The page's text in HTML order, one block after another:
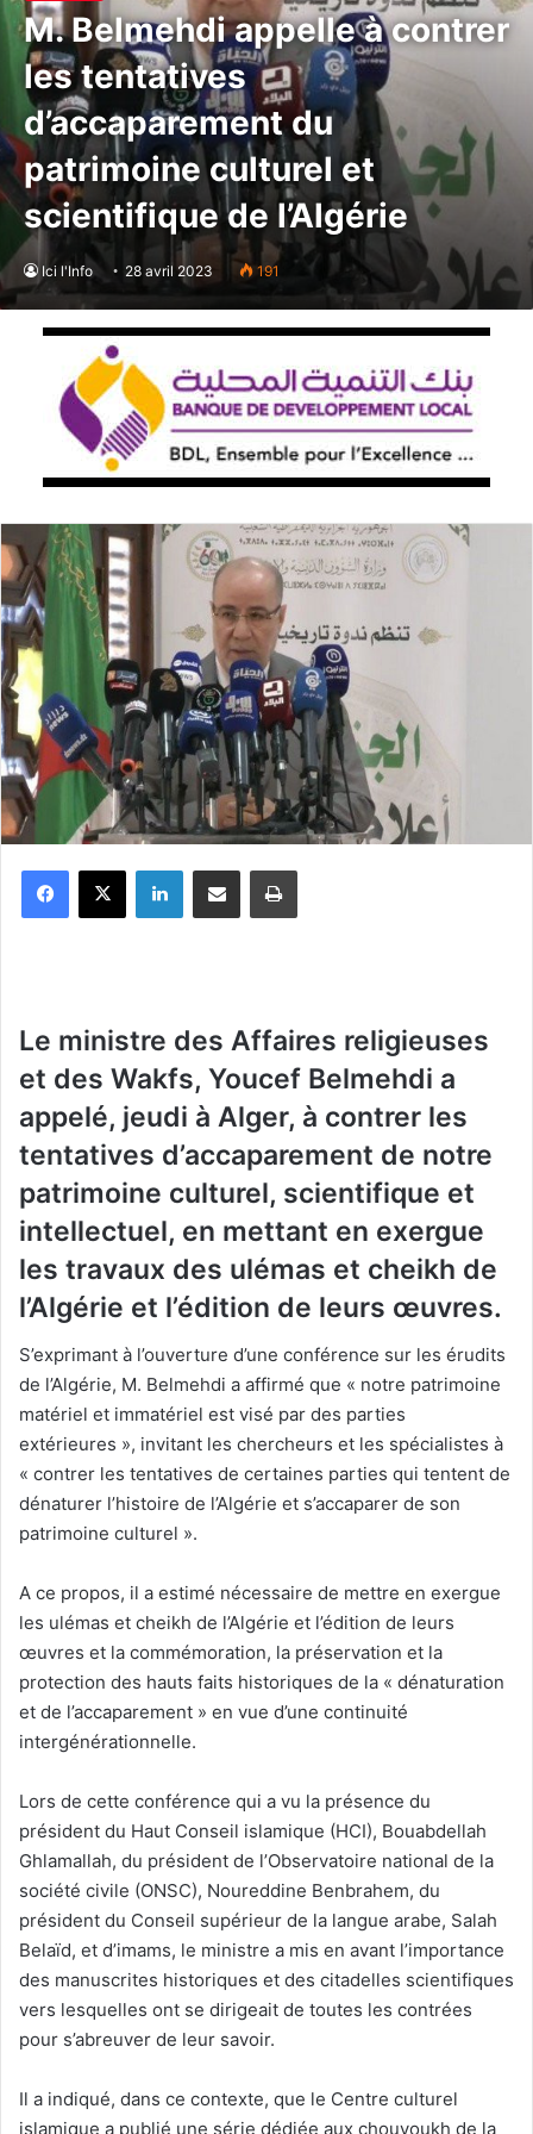
M. Belmehdi appelle à contrer
les tentatives
d’accaparement du
patrimoine culturel et
scientifique de l’Algérie
Ici l'Info 28 avril 2023 191
Le ministre des Affaires religieuses
et des Wakfs, Youcef Belmehdi a
appelé, jeudi à Alger, à contrer les
tentatives d’accaparement de notre
patrimoine culturel, scientifique et
intellectuel, en mettant en exergue
les travaux des ulémas et cheikh de
l’Algérie et l’édition de leurs œuvres.
S’exprimant à l’ouverture d’une conférence sur les érudits
de l’Algérie, M. Belmehdi a affirmé que « notre patrimoine
matériel et immatériel est visé par des parties
extérieures », invitant les chercheurs et les spécialistes à
« contrer les tentatives de certaines parties qui tentent de
dénaturer l’histoire de l’Algérie et s’accaparer de son
patrimoine culturel ».
A ce propos, il a estimé nécessaire de mettre en exergue
les ulémas et cheikh de l’Algérie et l’édition de leurs
œuvres et la commémoration, la préservation et la
protection des hauts faits historiques de la « dénaturation
et de l’accaparement » en vue d’une continuité
intergénérationnelle.
Lors de cette conférence qui a vu la présence du
président du Haut Conseil islamique (HCI), Bouabdellah
Ghlamallah, du président de l’Observatoire national de la
société civile (ONSC), Noureddine Benbrahem, du
président du Conseil supérieur de la langue arabe, Salah
Belaïd, et d’imams, le ministre a mis en avant l’importance
des manuscrites historiques et des citadelles scientifiques
vers lesquelles ont se dirigeait de toutes les contrées
pour s’abreuver de leur savoir.
Il a indiqué, dans ce contexte, que le Centre culturel
islamique a publié une série dédiée aux chouyoukh de la